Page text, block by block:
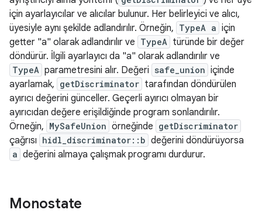
için ayarlayıcılar ve alıcılar bulunur. Her belirleyici ve alıcı,
üyesiyle aynı şekilde adlandırılır. Örneğin, TypeA a için
getter "a" olarak adlandırılır ve TypeA türünde bir değer
döndürür. İlgili ayarlayıcı da "a" olarak adlandırılır ve
TypeA parametresini alır. Değeri safe_union içinde
ayarlamak, getDiscriminator tarafından döndürülen
ayırıcı değerini günceller. Geçerli ayırıcı olmayan bir
ayırıcıdan değere erişildiğinde program sonlandırılır.
Örneğin, MySafeUnion örneğinde getDiscriminator
çağrısı hidl_discriminator::b değerini döndürüyorsa
a değerini almaya çalışmak programı durdurur.
Monostate